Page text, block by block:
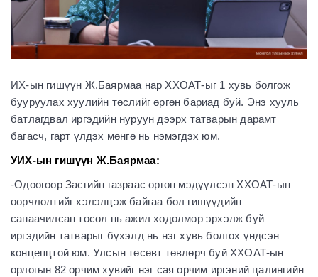
ИХ-ын гишүүн Ж.Баярмаа нар ХХОАТ-ыг 1 хувь болгож
бууруулах хуулийн төслийг өргөн бариад буй. Энэ хууль
батлагдвал иргэдийн нуруун дээрх татварын дарамт
багасч, гарт үлдэх мөнгө нь нэмэгдэх юм.
УИХ-ын гишүүн Ж.Баярмаа:
-Одоогоор Засгийн газраас өргөн мэдүүлсэн ХХОАТ-ын
өөрчлөлтийг хэлэлцэж байгаа бол гишүүдийн
санаачилсан төсөл нь ажил хөдөлмөр эрхэлж буй
иргэдийн татварыг бүхэлд нь нэг хувь болгох үндсэн
концепцтой юм. Улсын төсөвт төвлөрч буй ХХОАТ-ын
орлогын 82 орчим хувийг нэг сая орчим иргэний цалингийн